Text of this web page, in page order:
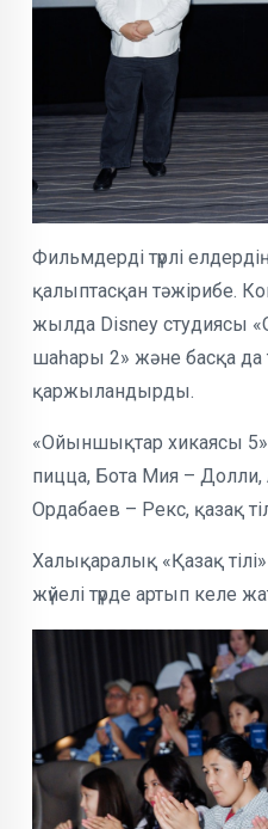
Фильмдерді түрлі
қалыптасқан тәжірибе.
жылда Disney студиясы
шаһары 2» және басқа да
қаржыландырды.
«Ойыншықтар хикаясы 5»
пицца, Бота Мия –
Ордабаев – Рекс, қазақ
Халықаралық «Қазақ
жүйелі түрде артып келе